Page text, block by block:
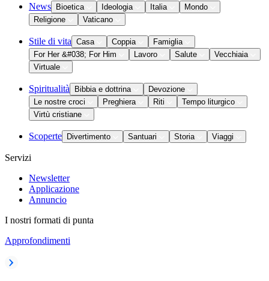
News Bioetica Ideologia Italia
Mondo
Religione
Vaticano
Stile di vita Casa Coppia
Famiglia
For Her &#038; For Him
Lavoro Salute
Vecchiaia
Virtuale
Spiritualità Bibbia e dottrina
Devozione
Le nostre croci
Preghiera Riti
Tempo liturgico
Virtù cristiane
Scoperte Divertimento Santuari Storia Viaggi
Servizi
Newsletter
Applicazione
Annuncio
I nostri formati di punta
Approfondimenti